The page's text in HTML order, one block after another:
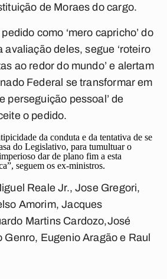
de Moraes do cargo.
como ‘mero capricho’ do
avaliação deles, segue ‘roteiro
ao redor do mundo’ e alertam
Federal se transformar em
perseguição pessoal’ de
o pedido.
da conduta e da tentativa de se
do Legislativo, para tumultuar o
dar de plano fim a esta
seguem os ex-ministros.
Reale Jr., Jose Gregori,
Amorim, Jacques
Martins Cardozo,José
Genro, Eugenio Aragão e Raul